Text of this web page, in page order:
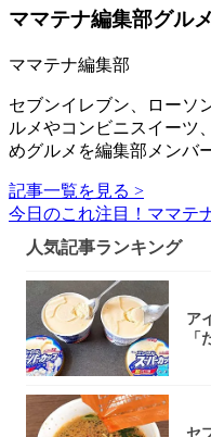
ママテナ編集部グル
ママテナ編集部
セブンイレブン、ローソ
ルメやコンビニスイーツ
めグルメを編集部メンバ
記事一覧を見る >
今日のこれ注目！ママテ
人気記事ランキング
ア
セ